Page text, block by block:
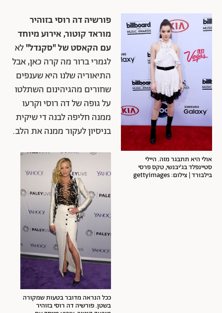
אולי היא תתבגר מזה. היילי
סטיינפלד בג'יבנשי, טקס פרסי
בילבורד | צילום: gettyimages
פורשיה דה רוסי בזוהיר
מוראד קוטור, אירוע מיוחד
עם הקאסט של "סקנדל"לא
לגמרי ברור מה קרה כאן, אבל
התיאוריה שלנו היא שענפים
שחורים מהגיהינום השתלטו
על גופה של דה רוסי וקרעו
ממנה חליפה לבנה די שיקית
בניסיון לעקור ממנה את הלב.
ככל הנראה מדובר בטעות שמקורה
בשטן. פורשיה דה רוסי בזוהיר